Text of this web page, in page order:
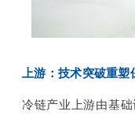
上游：技术突破重塑
冷链产业上游由基